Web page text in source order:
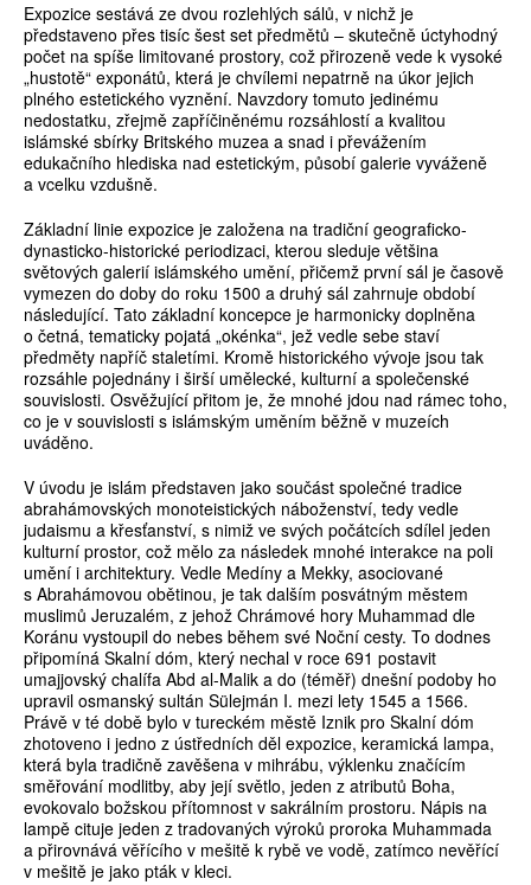
Expozice sestává ze dvou rozlehlých sálů, v nichž je
představeno přes tisíc šest set předmětů – skutečně úctyhodný
počet na spíše limitované prostory, což přirozeně vede k vysoké
„hustotě“ exponátů, která je chvílemi nepatrně na úkor jejich
plného estetického vyznění. Navzdory tomuto jedinému
nedostatku, zřejmě zapříčiněnému rozsáhlostí a kvalitou
islámské sbírky Britského muzea a snad i převážením
edukačního hlediska nad estetickým, působí galerie vyváženě
a vcelku vzdušně.
Základní linie expozice je založena na tradiční geograficko-
dynasticko-historické periodizaci, kterou sleduje většina
světových galerií islámského umění, přičemž první sál je časově
vymezen do doby do roku 1500 a druhý sál zahrnuje období
následující. Tato základní koncepce je harmonicky doplněna
o četná, tematicky pojatá „okénka“, jež vedle sebe staví
předměty napříč staletími. Kromě historického vývoje jsou tak
rozsáhle pojednány i širší umělecké, kulturní a společenské
souvislosti. Osvěžující přitom je, že mnohé jdou nad rámec toho,
co je v souvislosti s islámským uměním běžně v muzeích
uváděno.
V úvodu je islám představen jako součást společné tradice
abrahámovských monoteistických náboženství, tedy vedle
judaismu a křesťanství, s nimiž ve svých počátcích sdílel jeden
kulturní prostor, což mělo za následek mnohé interakce na poli
umění i architektury. Vedle Medíny a Mekky, asociované
s Abrahámovou obětinou, je tak dalším posvátným městem
muslimů Jeruzalém, z jehož Chrámové hory Muhammad dle
Koránu vystoupil do nebes během své Noční cesty. To dodnes
připomíná Skalní dóm, který nechal v roce 691 postavit
umajjovský chalífa Abd al-Malik a do (téměř) dnešní podoby ho
upravil osmanský sultán Sülejmán I. mezi lety 1545 a 1566.
Právě v té době bylo v tureckém městě Iznik pro Skalní dóm
zhotoveno i jedno z ústředních děl expozice, keramická lampa,
která byla tradičně zavěšena v ­mihrábu, výklenku značícím
směřování modlitby, aby její světlo, jeden z atributů Boha,
evokovalo božskou přítomnost v sakrálním prostoru. Nápis na
lampě cituje jeden z tradovaných výroků proroka Muhammada
a přirovnává věřícího v mešitě k rybě ve vodě, zatímco nevěřící
v mešitě je jako pták v kleci.